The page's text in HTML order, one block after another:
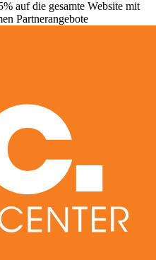
auf die gesamte Website mit
Partnerangebote